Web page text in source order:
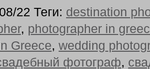
22 Теги: destination
, photographer in
Greece, wedding
фотограф,